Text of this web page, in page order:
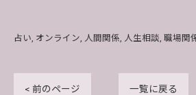
占い オンライン 人間関係 人生相談 職場関
< 前のページ 一覧に戻る